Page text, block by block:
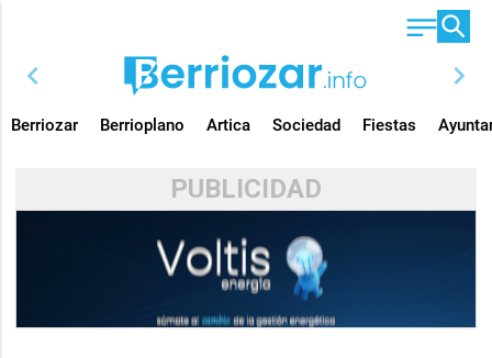
chevron_left chevron_right
Berriozar Berrioplano Artica Sociedad Fiestas
PUBLICIDAD